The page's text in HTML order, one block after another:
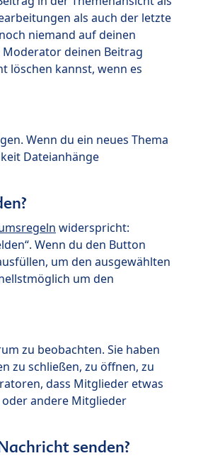
als auch der letzte
niemand auf deinen
deinen Beitrag
löschen kannst, wenn es
Wenn du ein neues Thema
Dateianhänge
widerspricht:
Wenn du den Button
um den ausgewählten
um den
zu beobachten. Sie haben
zu schließen, zu öffnen, zu
dass Mitglieder etwas
oder andere Mitglieder
senden?